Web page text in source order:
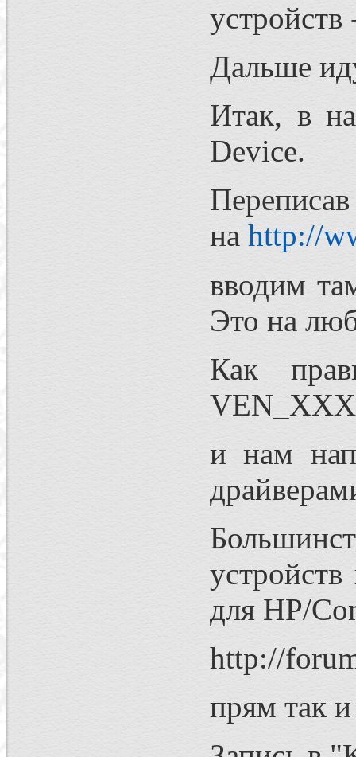
Дальше
Итак, в
Device.
на http://
вводим
Это на
Как
и нам
для HP/
http://
прям так